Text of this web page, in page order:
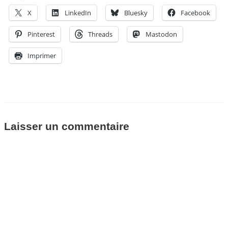
X LinkedIn Bluesky Facebook
Pinterest Threads Mastodon
Imprimer
Laisser un commentaire